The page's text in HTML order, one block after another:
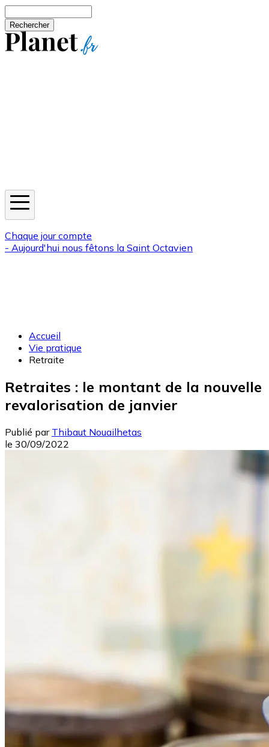
Chaque jour compte
- Aujourd'hui nous fêtons la Saint Octavien
Accueil
Vie pratique
Retraite
Retraites : le montant de la nouvelle
revalorisation de janvier
Publié par Thibaut Nouailhetas
le 30/09/2022